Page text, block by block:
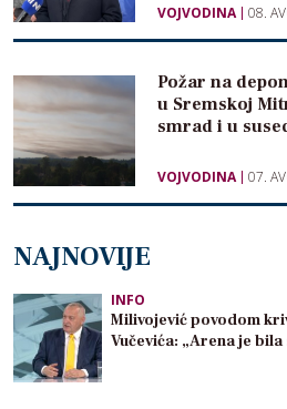
VOJVODINA 08.
Požar na
u Sremskoj
smrad i u
VOJVODINA 07.
NAJNOVIJE
INFO
Milivojević povodom
Vučevića: „Arena je